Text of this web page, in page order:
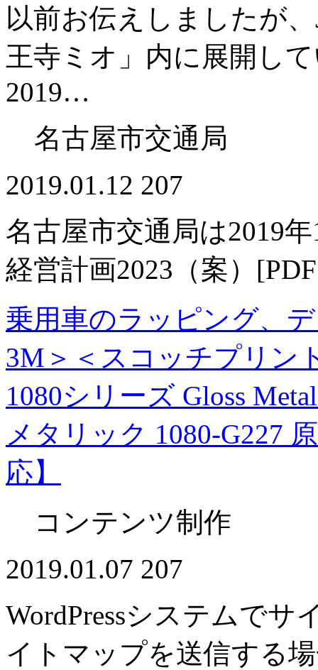
以前お伝えしましたが
王寺ミオ」内に展開し
2019…
名古屋市交通局
2019.01.12 207
名古屋市交通局は2019
経営計画2023（案）
乗用車のラッピング、
3M＞＜スコッチプリン
1080シリーズ Gloss
メタリック 1080-G227
応】
コンテンツ制作
2019.01.07 207
WordPressシステムでサ
イトマップを送信する